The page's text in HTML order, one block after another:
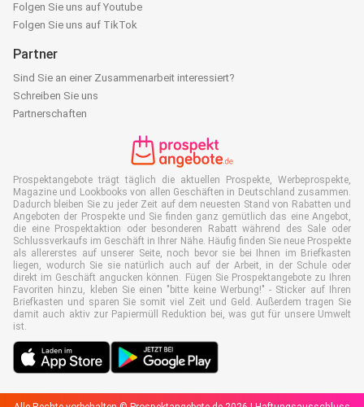
Folgen Sie uns auf Youtube
Folgen Sie uns auf TikTok
Partner
Sind Sie an einer Zusammenarbeit interessiert?
Schreiben Sie uns
Partnerschaften
Prospektangebote trägt täglich die aktuellen Prospekte, Werbeprospekte,
Magazine und Lookbooks von allen Geschäften in Deutschland zusammen.
Dadurch bleiben Sie zu jeder Zeit auf dem neuesten Stand von Rabatten und
Angeboten der Prospekte und Sie finden ganz gemütlich das eine Angebot,
die eine Prospektaktion oder besonderen Rabatt während des Sale oder
Schlussverkaufs im Geschäft in Ihrer Nähe. Häufig finden Sie neue Prospekte
als allererstes auf unserer Seite, noch bevor sie bei Ihnen im Briefkasten
liegen, wodurch Sie sie natürlich auch auf der Arbeit, in der Schule oder
direkt im Geschäft angucken können. Fügen Sie Prospektangebote zu Ihren
Favoriten hinzu, kleben Sie einen "bitte keine Werbung!" - Sticker auf Ihren
Briefkasten und sparen Sie somit viel Zeit und Geld. Außerdem tragen Sie
damit auch aktiv zur Papiermüll Reduktion bei, was gut für unsere Umwelt
ist.